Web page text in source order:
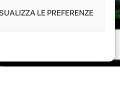
LE PREFERENZE